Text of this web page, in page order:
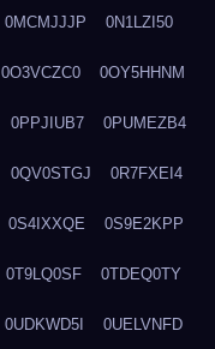
0MCMJJJP 0N1LZI50
0O3VCZC0 0OY5HHNM
0PPJIUB7 0PUMEZB4
0QV0STGJ 0R7FXEI4
0S4IXXQE 0S9E2KPP
0T9LQ0SF 0TDEQ0TY
0UDKWD5I 0UELVNFD